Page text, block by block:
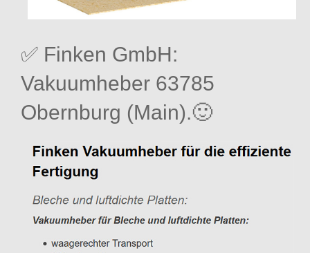
✅ Finken GmbH:
Vakuumheber 63785
Obernburg (Main).🙂